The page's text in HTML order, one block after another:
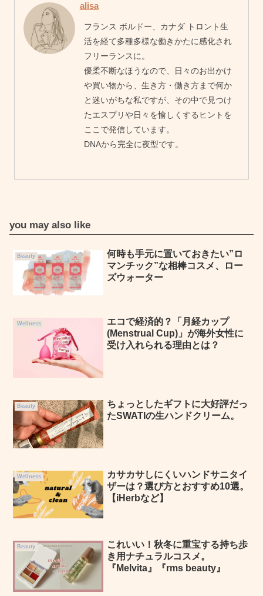
alisa
フランス ボルドー、カナダ トロント生
活を経て多種多様な働きかたに感化され
フリーランスに。
優柔不断なほうなので、日々のお出かけ
や買い物から、生き方・働き方まで何か
と迷いがちな私ですが、その中で見つけ
たエスプリや日々を愉しくするヒントを
ここで発信しています。
DNAから完全に夜型です。
you may also like
Beauty
何時も手元に置いておきたい”ロ
マンチック”な相棒コスメ、ロー
ズウォーター
Wellness
エコで経済的？「月経カップ
(Menstrual Cup)」が海外女性に
受け入れられる理由とは？
Beauty
ちょっとしたギフトに大好評だっ
たSWATIの生ハンドクリーム。
Wellness
カサカサしにくいハンドサニタイ
ザーは？選び方とおすすめ10選。
【iHerbなど】
Beauty
これいい！秋冬に重宝する持ち歩
き用ナチュラルコスメ。
『Melvita』『rms beauty』